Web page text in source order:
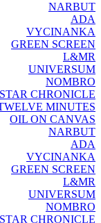
NARBUT
ADA
VYCINANKA
GREEN SCREEN
L&MR
UNIVERSUM
NOMBRO
STAR CHRONICLE
MINUTES
OIL ON CANVAS
NARBUT
ADA
VYCINANKA
GREEN SCREEN
L&MR
UNIVERSUM
NOMBRO
STAR CHRONICLE